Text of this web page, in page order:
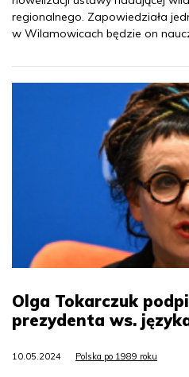
regionalnego. Zapowiedziała
w Wilamowicach będzie on
Olga Tokarczuk
prezydenta ws.
10.05.2024 Polska po 1989 roku